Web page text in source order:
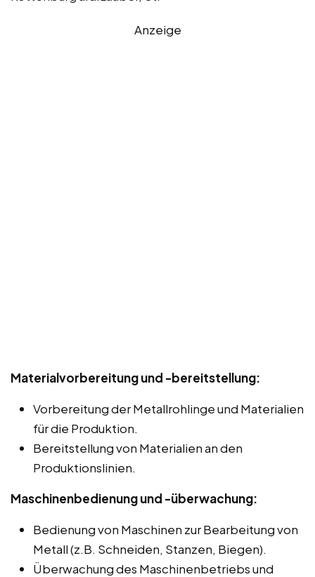
Anzeige
Materialvorbereitung und -bereitstellung:
Vorbereitung der Metallrohlinge und Materialien
für die Produktion.
Bereitstellung von Materialien an den
Produktionslinien.
Maschinenbedienung und -überwachung:
Bedienung von Maschinen zur Bearbeitung von
Metall (z.B. Schneiden, Stanzen, Biegen).
Überwachung des Maschinenbetriebs und